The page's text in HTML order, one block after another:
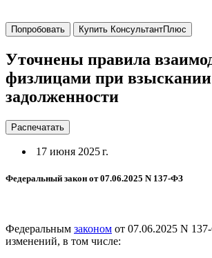
Попробовать Купить КонсультантПлюс
Уточнены правила
физлицами при взыскании
задолженности
Распечатать
17 июня 2025 г.
Федеральный закон от 07.06.2025 N 137-ФЗ
Федеральным законом от 07.06.2025 N
изменений, в том числе: